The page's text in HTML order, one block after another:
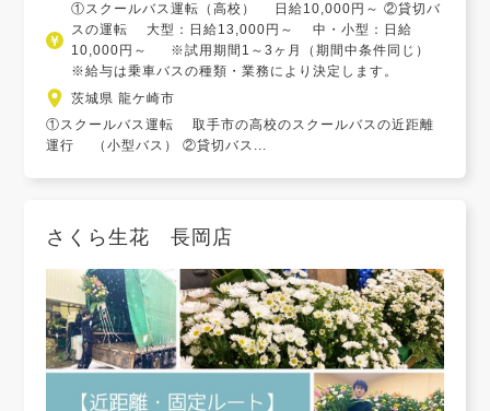
①スクールバス運転（高校） 日給10,000円～ ②貸切バ
スの運転 大型：日給13,000円～ 中・小型：日給
10,000円～ ※試用期間1～3ヶ月（期間中条件同じ）
※給与は乗車バスの種類・業務により決定します。
茨城県 龍ケ崎市
①スクールバス運転 取手市の高校のスクールバスの近距離
運行 （小型バス） ②貸切バス...
さくら生花 長岡店